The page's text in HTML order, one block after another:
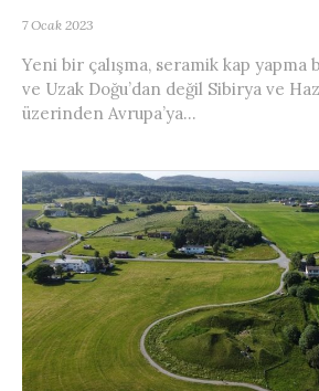
7 Ocak 2023
Yeni bir çalışma, seramik kap yapma
ve Uzak Doğu’dan değil Sibirya ve
üzerinden Avrupa’ya...